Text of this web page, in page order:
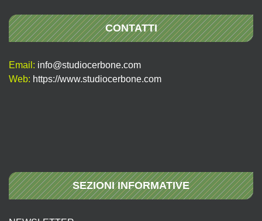
CONTATTI
Email: info@studiocerbone.com
Web: https://www.studiocerbone.com
SEZIONI INFORMATIVE